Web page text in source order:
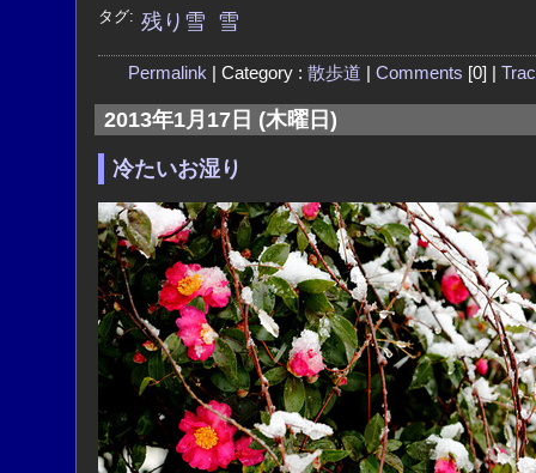
タグ: 残り雪 雪
Permalink | Category : 散歩道 Comments [0] |
2013年1月17日 (木曜日)
冷たいお湿り